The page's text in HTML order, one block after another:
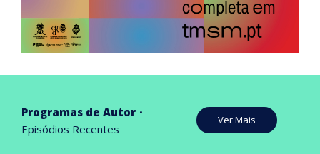
Programas de Autor
Episódios Recentes
Ver Mais